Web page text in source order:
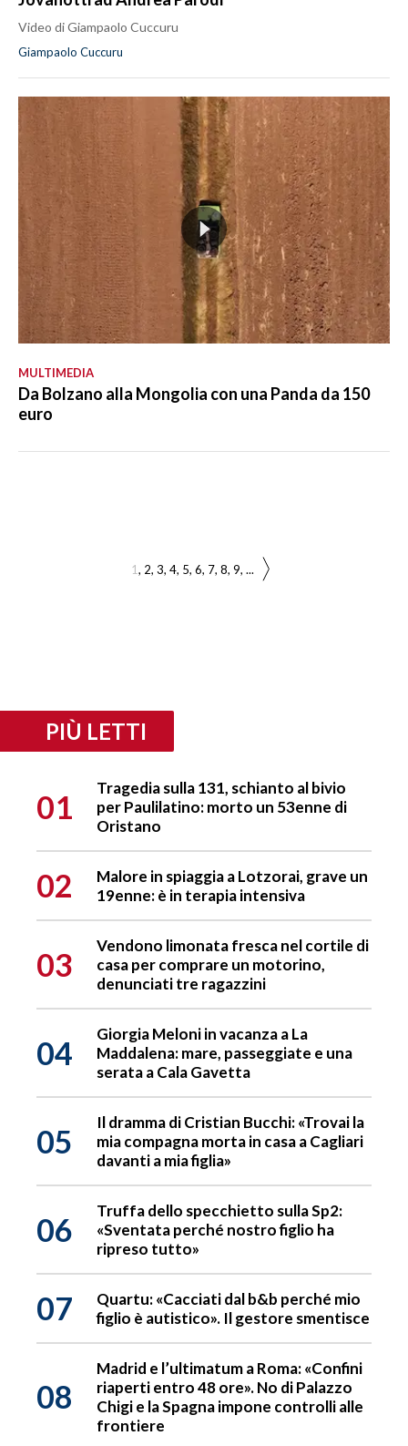
Video di Giampaolo Cuccuru
Giampaolo Cuccuru
MULTIMEDIA
Da Bolzano alla Mongolia con una Panda da 150
euro
1 2 3 4 5 6 7 8 9 ...
PIÙ LETTI
01
Tragedia sulla 131, schianto al bivio
per Paulilatino: morto un 53enne di
Oristano
02
Malore in spiaggia a Lotzorai, grave un
19enne: è in terapia intensiva
03
Vendono limonata fresca nel cortile di
casa per comprare un motorino,
denunciati tre ragazzini
04
Giorgia Meloni in vacanza a La
Maddalena: mare, passeggiate e una
serata a Cala Gavetta
05
Il dramma di Cristian Bucchi: «Trovai la
mia compagna morta in casa a Cagliari
davanti a mia figlia»
06
Truffa dello specchietto sulla Sp2:
«Sventata perché nostro figlio ha
ripreso tutto»
07
Quartu: «Cacciati dal b&b perché mio
figlio è autistico». Il gestore smentisce
08
Madrid e l’ultimatum a Roma: «Confini
riaperti entro 48 ore». No di Palazzo
Chigi e la Spagna impone controlli alle
frontiere